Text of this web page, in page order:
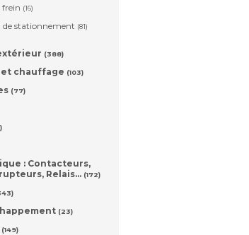
frein (16)
de stationnement (81)
(388)
chauffage (103)
(77)
: Contacteurs,
Relais… (172)
(23)
(149)